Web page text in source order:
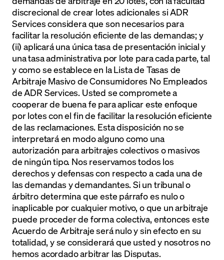
discrecional de crear lotes adicionales si ADR
Services considera que son necesarios para
facilitar la resolución eficiente de las demandas; y
(ii) aplicará una única tasa de presentación inicial y
una tasa administrativa por lote para cada parte, tal
y como se establece en la Lista de Tasas de
Arbitraje Masivo de Consumidores No Empleados
de ADR Services. Usted se compromete a
cooperar de buena fe para aplicar este enfoque
por lotes con el fin de facilitar la resolución eficiente
de las reclamaciones. Esta disposición no se
interpretará en modo alguno como una
autorización para arbitrajes colectivos o masivos
de ningún tipo. Nos reservamos todos los
derechos y defensas con respecto a cada una de
las demandas y demandantes. Si un tribunal o
árbitro determina que este párrafo es nulo o
inaplicable por cualquier motivo, o que un arbitraje
puede proceder de forma colectiva, entonces este
Acuerdo de Arbitraje será nulo y sin efecto en su
totalidad, y se considerará que usted y nosotros no
hemos acordado arbitrar las Disputas.